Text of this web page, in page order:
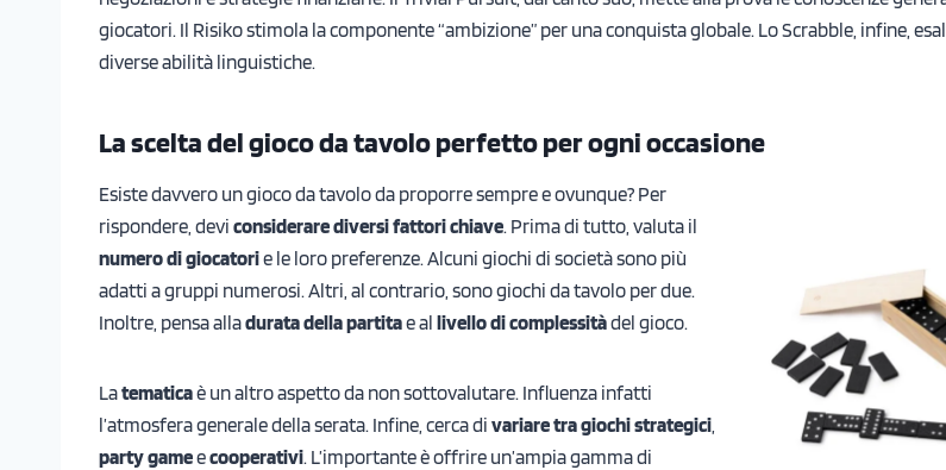
giocatori. Il Risiko stimola la componente “ambizione” per una conquista globale. Lo Scrabble, infine,
diverse abilità linguistiche.
La scelta del gioco da tavolo perfetto per ogni occasione
Esiste davvero un gioco da tavolo da proporre sempre e ovunque? Per
rispondere, devi considerare diversi fattori chiave. Prima di tutto, valuta il
numero di giocatorie le loro preferenze. Alcuni giochi di società sono più
adatti a gruppi numerosi. Altri, al contrario, sono giochi da tavolo per due.
Inoltre, pensa alladurata della partitae al livello di complessitàdel gioco.
Latematicaè un altro aspetto da non sottovalutare. Influenza infatti
l’atmosfera generale della serata. Infine, cerca di variare tra giochi strategici
party gameecooperativi. L’importante è offrire un’ampia gamma di